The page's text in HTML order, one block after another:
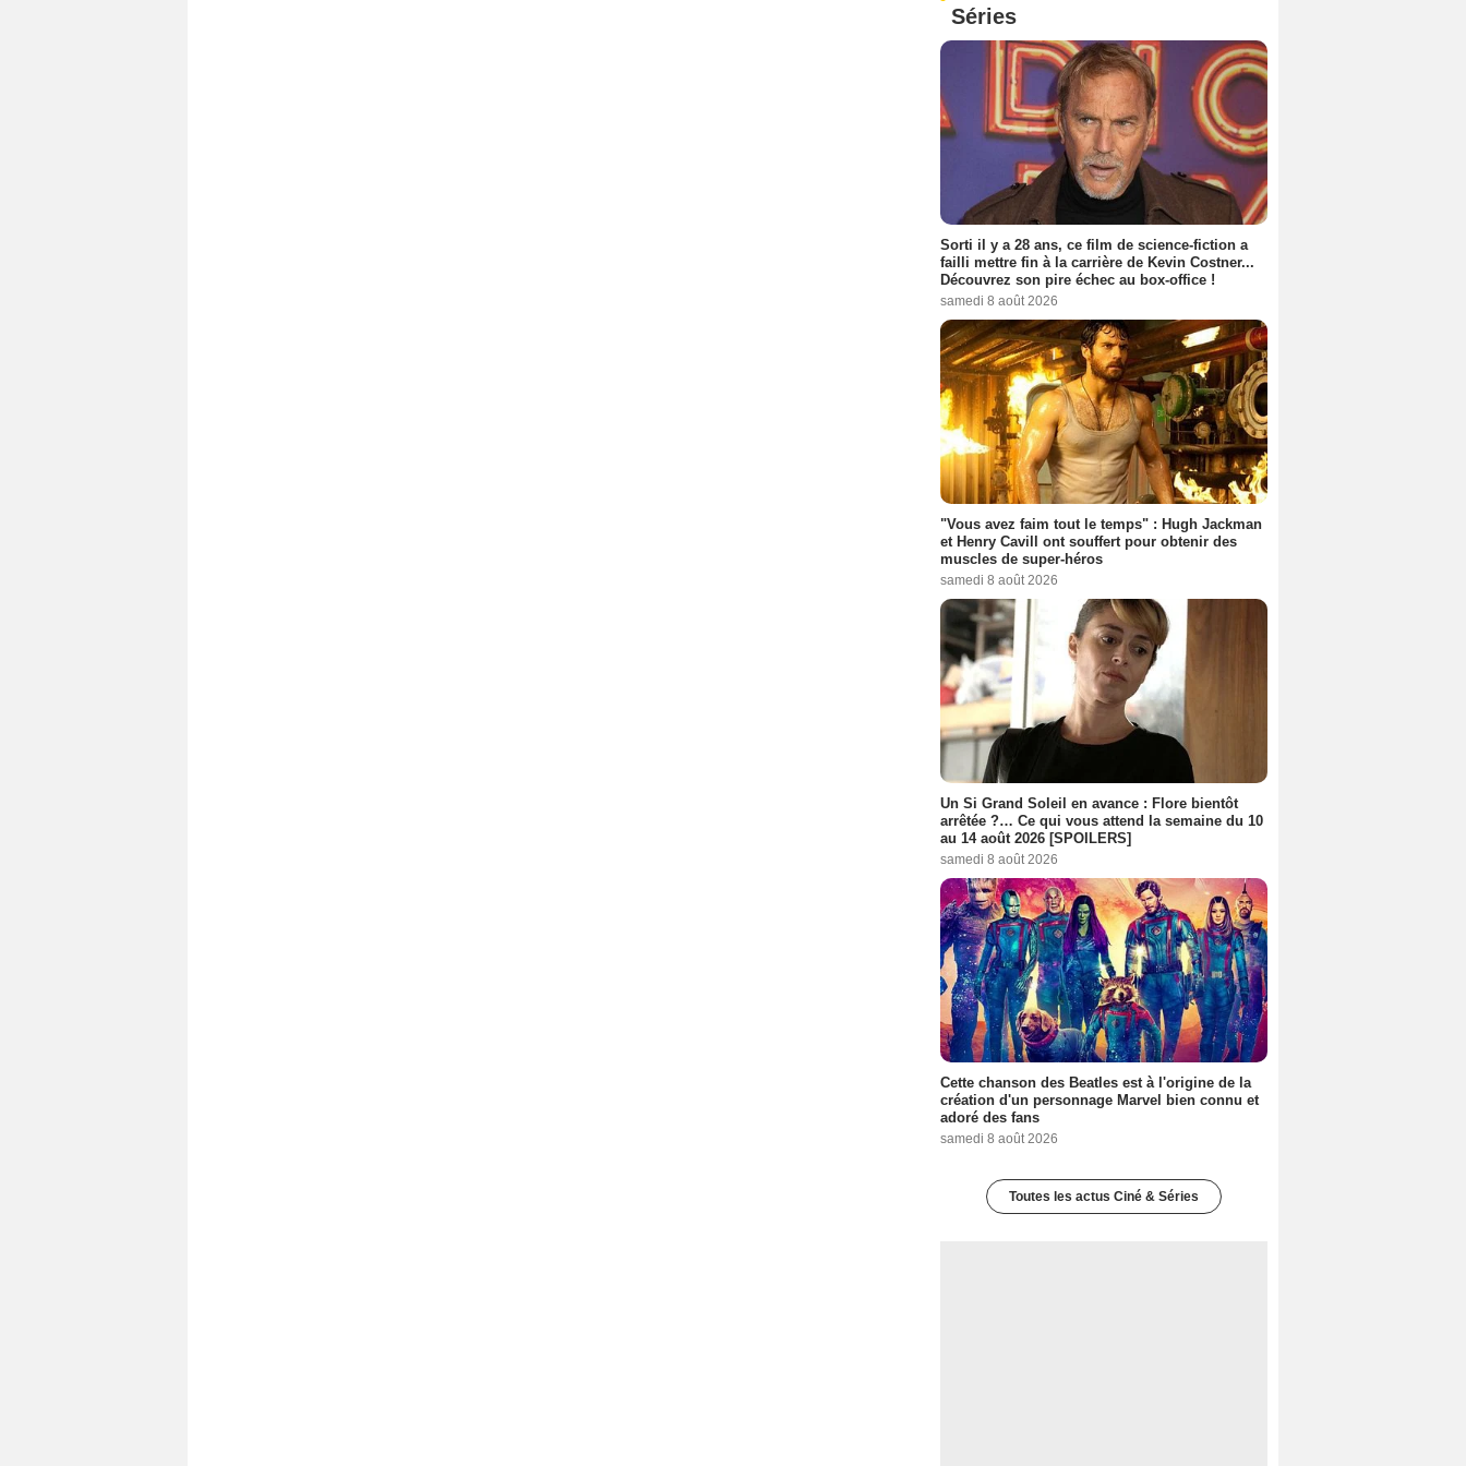
Séries
Sorti il y a 28 ans, ce film de science-fiction a
failli mettre fin à la carrière de Kevin Costner...
Découvrez son pire échec au box-office !
samedi 8 août 2026
"Vous avez faim tout le temps" : Hugh Jackman
et Henry Cavill ont souffert pour obtenir des
muscles de super-héros
samedi 8 août 2026
Un Si Grand Soleil en avance : Flore bientôt
arrêtée ?… Ce qui vous attend la semaine du 10
au 14 août 2026 [SPOILERS]
samedi 8 août 2026
Cette chanson des Beatles est à l'origine de la
création d'un personnage Marvel bien connu et
adoré des fans
samedi 8 août 2026
Toutes les actus Ciné & Séries